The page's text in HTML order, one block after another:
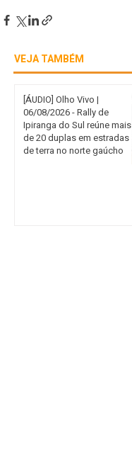
VEJA TAMBÉM
[ÁUDIO] Olho Vivo |
06/08/2026 - Rally de
Ipiranga do Sul reúne mais
de 20 duplas em estradas
de terra no norte gaúcho